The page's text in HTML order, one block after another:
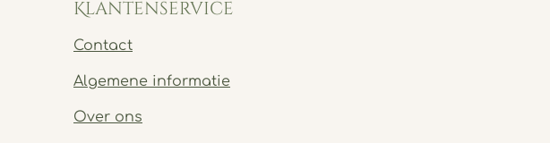
Klantenservice
Contact
Algemene informatie
Over ons